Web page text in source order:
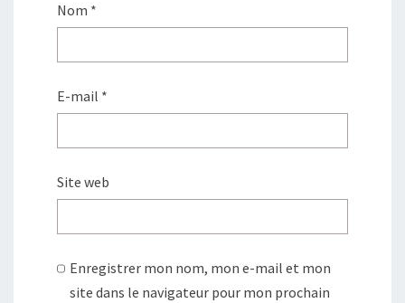
Nom *
E-mail *
Site web
Enregistrer mon nom, mon e-mail et mon
site dans le navigateur pour mon prochain